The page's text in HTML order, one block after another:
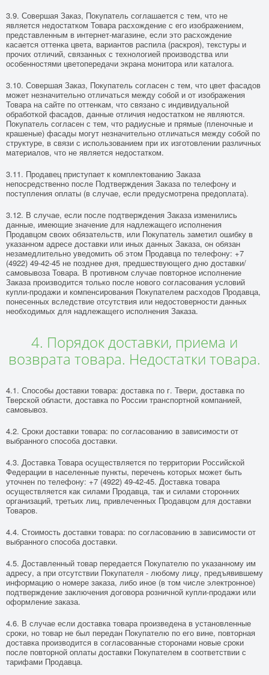
3.9. Совершая Заказ, Покупатель соглашается с тем, что не
является недостатком Товара расхождение с его изображением,
представленным в интернет-магазине, если это расхождение
касается оттенка цвета, вариантов распила (раскроя), текстуры и
прочих отличий, связанных с технологией производства или
особенностями цветопередачи экрана монитора или каталога.
3.10. Совершая Заказ, Покупатель согласен с тем, что цвет фасадов
может незначительно отличаться между собой и от изображения
Товара на сайте по оттенкам, что связано с индивидуальной
обработкой фасадов, данные отличия недостатком не являются.
Покупатель согласен с тем, что радиусные и прямые (пленочные и
крашеные) фасады могут незначительно отличаться между собой по
структуре, в связи с использованием при их изготовлении различных
материалов, что не является недостатком.
3.11. Продавец приступает к комплектованию Заказа
непосредственно после Подтверждения Заказа по телефону и
поступления оплаты (в случае, если предусмотрена предоплата).
3.12. В случае, если после подтверждения Заказа изменились
данные, имеющие значение для надлежащего исполнения
Продавцом своих обязательств, или Покупатель заметил ошибку в
указанном адресе доставки или иных данных Заказа, он обязан
незамедлительно уведомить об этом Продавца по телефону: +7
(4922) 49-42-45 не позднее дня, предшествующего дню доставки/
самовывоза Товара. В противном случае повторное исполнение
Заказа производится только после нового согласования условий
купли-продажи и компенсирования Покупателем расходов Продавца,
понесенных вследствие отсутствия или недостоверности данных
необходимых для надлежащего исполнения Заказа.
4. Порядок доставки, приема и
возврата товара. Недостатки товара.
4.1. Способы доставки товара: доставка по г. Твери, доставка по
Тверской области, доставка по России транспортной компанией,
самовывоз.
4.2. Сроки доставки товара: по согласованию в зависимости от
выбранного способа доставки.
4.3. Доставка Товара осуществляется по территории Российской
Федерации в населенные пункты, перечень которых может быть
уточнен по телефону: +7 (4922) 49-42-45. Доставка товара
осуществляется как силами Продавца, так и силами сторонних
организаций, третьих лиц, привлеченных Продавцом для доставки
Товаров.
4.4. Стоимость доставки товара: по согласованию в зависимости от
выбранного способа доставки.
4.5. Доставленный товар передается Покупателю по указанному им
адресу, а при отсутствии Покупателя - любому лицу, предъявившему
информацию о номере заказа, либо иное (в том числе электронное)
подтверждение заключения договора розничной купли-продажи или
оформление заказа.
4.6. В случае если доставка товара произведена в установленные
сроки, но товар не был передан Покупателю по его вине, повторная
доставка производится в согласованные сторонами новые сроки
после повторной оплаты доставки Покупателем в соответствии с
тарифами Продавца.